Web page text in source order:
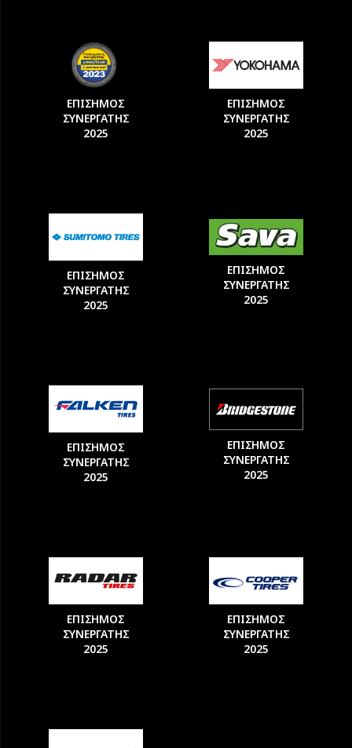
ΕΠΙΣΗΜΟΣ
ΣΥΝΕΡΓΑΤΗΣ
2025
ΕΠΙΣΗΜΟΣ
ΣΥΝΕΡΓΑΤΗΣ
2025
ΕΠΙΣΗΜΟΣ
ΣΥΝΕΡΓΑΤΗΣ
2025
ΕΠΙΣΗΜΟΣ
ΣΥΝΕΡΓΑΤΗΣ
2025
ΕΠΙΣΗΜΟΣ
ΣΥΝΕΡΓΑΤΗΣ
2025
ΕΠΙΣΗΜΟΣ
ΣΥΝΕΡΓΑΤΗΣ
2025
ΕΠΙΣΗΜΟΣ
ΣΥΝΕΡΓΑΤΗΣ
2025
ΕΠΙΣΗΜΟΣ
ΣΥΝΕΡΓΑΤΗΣ
2025